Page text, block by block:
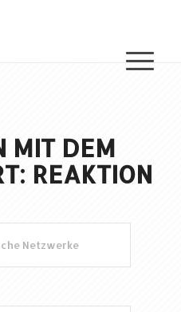
MIT DEM
REAKTION
Netzwerke